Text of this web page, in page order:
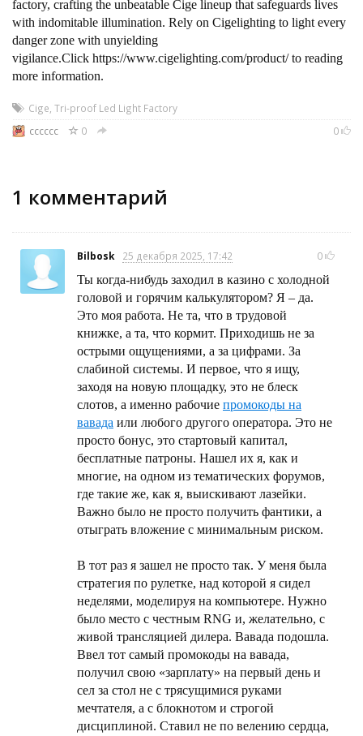
factory, crafting the unbeatable Cige lineup that safeguards lives
with indomitable illumination. Rely on Cigelighting to light every
danger zone with unyielding
vigilance.Click https://www.cigelighting.com/product/ to reading
more information.
Cige Tri-proof Led Light Factory
cccccc
0 0
1 комментарий
Bilbosk 25 декабря 2025, 17:42 0
Ты когда-нибудь заходил в казино с холодной
головой и горячим калькулятором? Я – да.
Это моя работа. Не та, что в трудовой
книжке, а та, что кормит. Приходишь не за
острыми ощущениями, а за цифрами. За
слабиной системы. И первое, что я ищу,
заходя на новую площадку, это не блеск
слотов, а именно рабочие промокоды на
вавада или любого другого оператора. Это не
просто бонус, это стартовый капитал,
бесплатные патроны. Нашел их я, как и
многие, на одном из тематических форумов,
где такие же, как я, выискивают лазейки.
Важно было не просто получить фантики, а
отыграть вложение с минимальным риском.
В тот раз я зашел не просто так. У меня была
стратегия по рулетке, над которой я сидел
неделями, моделируя на компьютере. Нужно
было место с честным RNG и, желательно, с
живой трансляцией дилера. Вавада подошла.
Ввел тот самый промокоды на вавада,
получил свою «зарплату» на первый день и
сел за стол не с трясущимися руками
мечтателя, а с блокнотом и строгой
дисциплиной. Ставил не по велению сердца,